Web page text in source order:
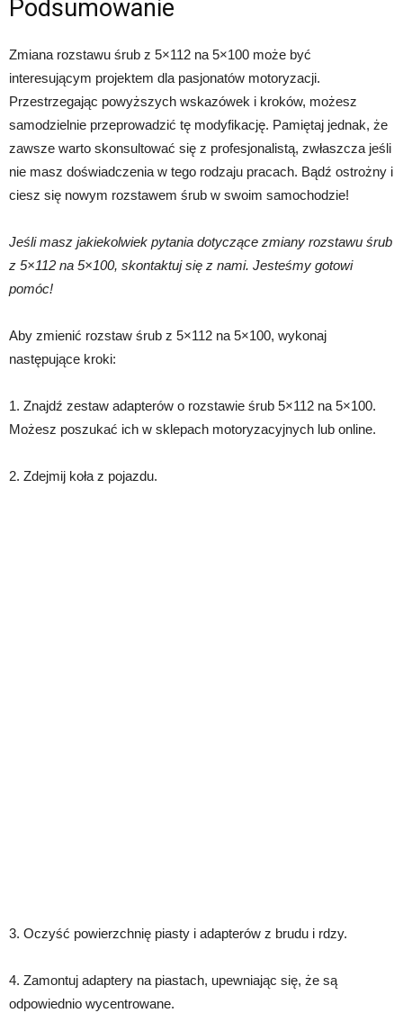
Podsumowanie
Zmiana rozstawu śrub z 5×112 na 5×100 może być
interesującym projektem dla pasjonatów motoryzacji.
Przestrzegając powyższych wskazówek i kroków, możesz
samodzielnie przeprowadzić tę modyfikację. Pamiętaj jednak, że
zawsze warto skonsultować się z profesjonalistą, zwłaszcza jeśli
nie masz doświadczenia w tego rodzaju pracach. Bądź ostrożny i
ciesz się nowym rozstawem śrub w swoim samochodzie!
Jeśli masz jakiekolwiek pytania dotyczące zmiany rozstawu śrub
z 5×112 na 5×100, skontaktuj się z nami. Jesteśmy gotowi
pomóc!
Aby zmienić rozstaw śrub z 5×112 na 5×100, wykonaj
następujące kroki:
1. Znajdź zestaw adapterów o rozstawie śrub 5×112 na 5×100.
Możesz poszukać ich w sklepach motoryzacyjnych lub online.
2. Zdejmij koła z pojazdu.
3. Oczyść powierzchnię piasty i adapterów z brudu i rdzy.
4. Zamontuj adaptery na piastach, upewniając się, że są
odpowiednio wycentrowane.